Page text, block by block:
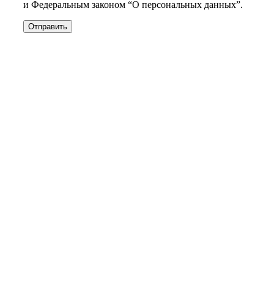
и Федеральным законом “О персональных данных”.